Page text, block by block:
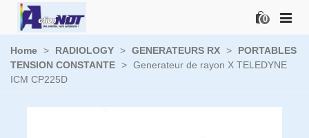
0
Home > RADIOLOGY > GENERATEURS RX >
PORTABLES
TENSION CONSTANTE > Generateur de rayon X TELEDYNE
ICM CP225D